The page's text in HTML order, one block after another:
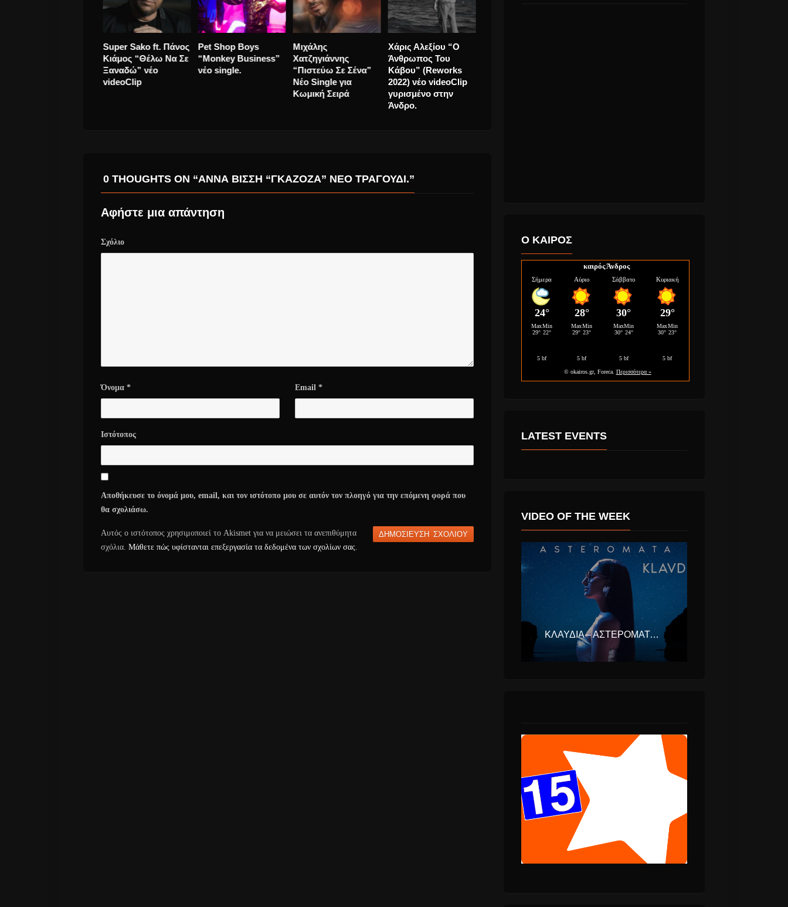
Thirty Seconds To
Mars τι έκαναν για να
αποφύγουν τις
υποκλοπές των
Πέθανε ο «πατέρας
της
νοτιοαφρικανικής
Super Sako ft. Πάνος
Κιάμος “Θέλω Να Σε
Ξαναδώ” νέο
videoClip
Pet Shop Boys
“Monkey Business”
νέο single.
0 THOUGHTS ON “ΆΝΝΑ ΒΊΣΣΗ “ΓΚΑΖΌΖΑ” ΝΈΟ ΤΡΑΓΟΎΔΙ.”
Αφήστε μια απάντηση
Σχόλιο
Όνομα * Email *
Ιστότοπος
Αποθήκευσε το όνομά μου, email, και τον ιστότοπο μου σε αυτόν τον πλοηγό για την επόμενη φορά που
θα σχολιάσω.
Αυτός ο ιστότοπος χρησιμοποιεί το Akismet για να μειώσει τα ανεπιθύμητα
σχόλια. Μάθετε πώς υφίστανται επεξεργασία τα δεδομένα των σχολίων σας
Ο ΚΑΙΡΟΣ
καιρός Άνδρος
LATEST EVENTS
VIDEO OF THE WEEK
ΚΛΑΥΔΊΑ – ΑΣΤΕΡΟΜΆΤΑ (EUROVISION ΕΛΛΆΔΑ 2025)